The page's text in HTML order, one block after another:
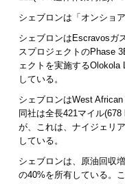
シェブロンは「オンショ
シェブロンは Escravosガ
スプロジェクトのPhase
ェクトを実施するOlokola
している。
シェブロンはWest
同社は全長421マイル(678
が、これは、ナイジェリ
している。
シェブロンは、原油回収
の40%を所有している。